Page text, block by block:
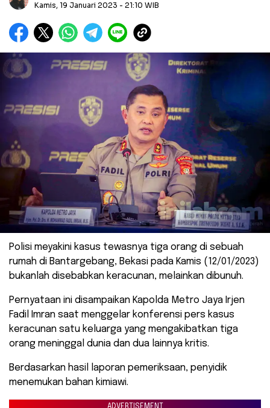
Kamis, 19 Januari 2023 - 21:10 WIB
Polisi meyakini kasus tewasnya tiga orang di sebuah
rumah di Bantargebang, Bekasi pada Kamis (12/01/2023)
bukanlah disebabkan keracunan, melainkan dibunuh.
Pernyataan ini disampaikan Kapolda Metro Jaya Irjen
Fadil Imran saat menggelar konferensi pers kasus
keracunan satu keluarga yang mengakibatkan tiga
orang meninggal dunia dan dua lainnya kritis.
Berdasarkan hasil laporan pemeriksaan, penyidik
menemukan bahan kimiawi.